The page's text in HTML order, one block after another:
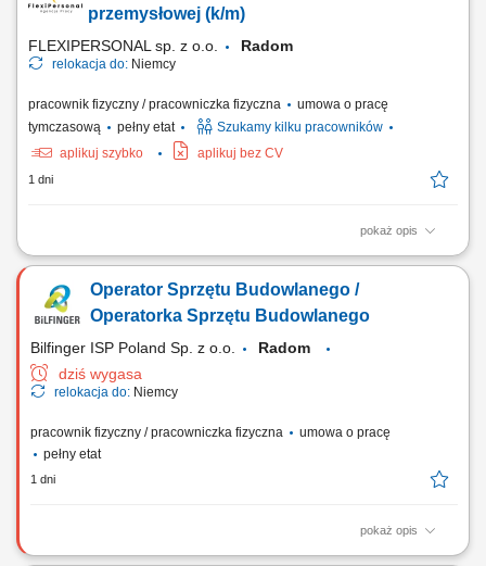
bezpiecznej i sprawnej realizacji zadań, monitorowanie stanu
przemysłowej (k/m)
FLEXIPERSONAL sp. z o.o. Radom
relokacja do: Niemcy
pracownik fizyczny / pracowniczka fizyczna
umowa o pracę
tymczasową
pełny etat
Szukamy kilku pracowników
aplikuj szybko
aplikuj bez CV
1 dni
pokaż opis
Opis stanowiska Obsługa suwnicy podczas przemieszczania
produkcji oraz wysyłki. Cięcie materiałów z wykorzystaniem piły
przemysłowej zgodnie z wytycznymi. Rozładunek, załadunek oraz
Operator Sprzętu Budowlanego /
Operatorka Sprzętu Budowlanego
Bilfinger ISP Poland Sp. z o.o.
Radom
dziś wygasa
relokacja do: Niemcy
pracownik fizyczny / pracowniczka fizyczna
umowa o pracę
pełny etat
1 dni
pokaż opis
Opis stanowiska Prowadzenie prac z wykorzystaniem maszyn